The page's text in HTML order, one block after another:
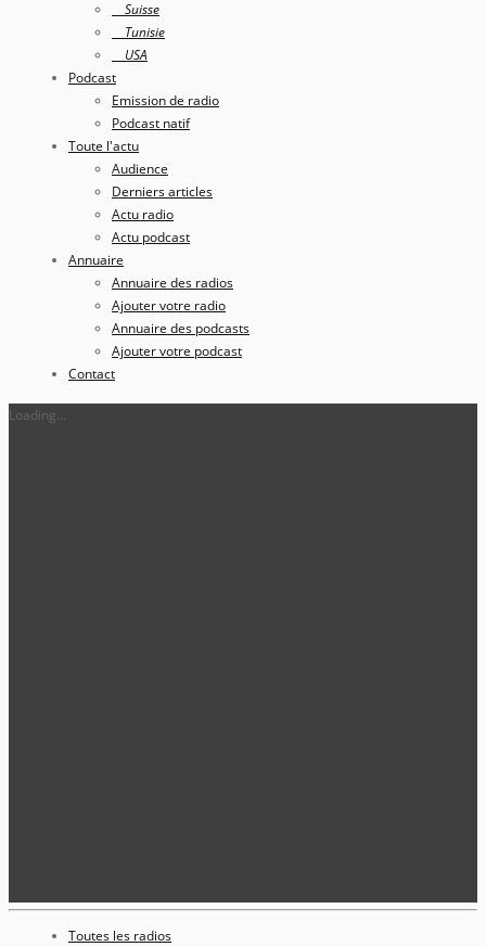
Suisse
Tunisie
USA
Podcast
Emission de radio
Podcast natif
Toute l'actu
Audience
Derniers articles
Actu radio
Actu podcast
Annuaire
Annuaire des radios
Ajouter votre radio
Annuaire des podcasts
Ajouter votre podcast
Contact
Loading...
Toutes les radios